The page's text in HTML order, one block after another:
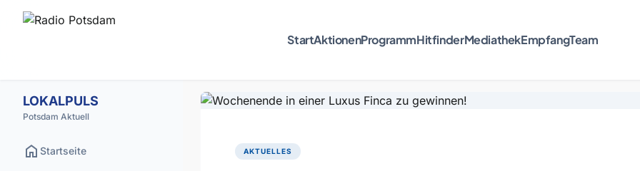
StartAktionenProgrammHitfinderMediathekEmpfangTeam
LOKALPULS
Potsdam Aktuell
home Startseite AKTUELLES